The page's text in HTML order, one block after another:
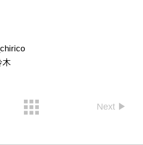
Next ▶︎︎